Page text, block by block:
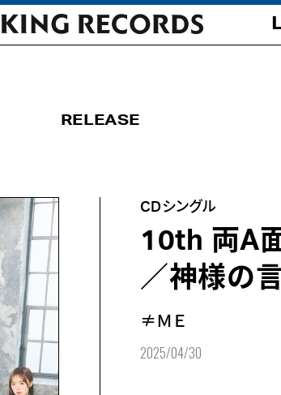
RELEASE
CDシングル
10th 両A
／神様の言
≠ＭＥ
2025/04/30